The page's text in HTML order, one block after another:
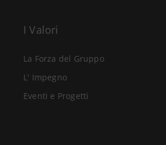
I Valori
La Forza del Gruppo
L' Impegno
Eventi e Progetti